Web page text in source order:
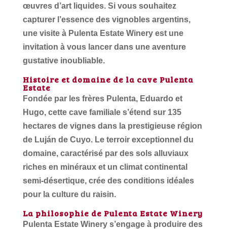
œuvres d’art liquides. Si vous souhaitez
capturer l’essence des vignobles argentins,
une visite à Pulenta Estate Winery est une
invitation à vous lancer dans une aventure
gustative inoubliable.
Histoire et domaine de la cave Pulenta
Estate
Fondée par les frères Pulenta, Eduardo et
Hugo, cette cave familiale s’étend sur 135
hectares de vignes dans la prestigieuse région
de Luján de Cuyo. Le terroir exceptionnel du
domaine, caractérisé par des sols alluviaux
riches en minéraux et un climat continental
semi-désertique, crée des conditions idéales
pour la culture du raisin.
La philosophie de Pulenta Estate Winery
Pulenta Estate Winery s’engage à produire des